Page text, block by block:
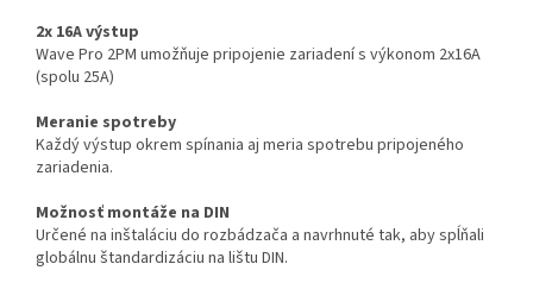
2x 16A výstup
Wave Pro 2PM umožňuje pripojenie zariadení s výkonom 2x16A
(spolu 25A)
Meranie spotreby
Každý výstup okrem spínania aj meria spotrebu pripojeného
zariadenia.
Možnosť montáže na DIN
Určené na inštaláciu do rozbádzača a navrhnuté tak, aby spĺňali
globálnu štandardizáciu na lištu DIN.​